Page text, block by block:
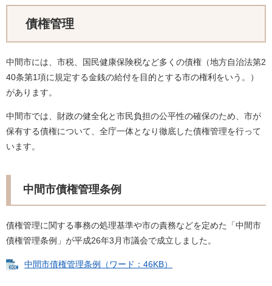
債権管理
中間市には、市税、国民健康保険税など多くの債権（地方自治法第2
40条第1項に規定する金銭の給付を目的とする市の権利をいう。）
があります。
中間市では、財政の健全化と市民負担の公平性の確保のため、市が
保有する債権について、全庁一体となり徹底した債権管理を行って
います。
中間市債権管理条例
債権管理に関する事務の処理基準や市の責務などを定めた「中間市
債権管理条例」が平成26年3月市議会で成立しました。
中間市債権管理条例（ワード：46KB）